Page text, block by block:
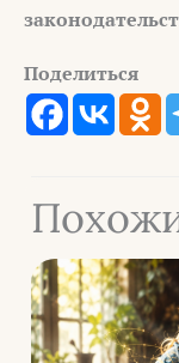
Поделиться